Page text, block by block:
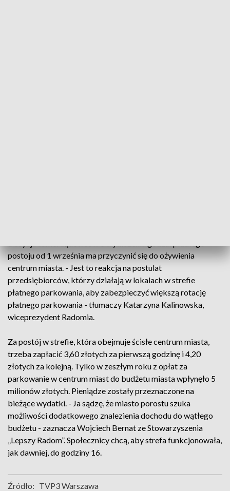
postoju od 1 września ma przyczynić się do ożywienia
centrum miasta. - Jest to reakcja na postulat
przedsiębiorców, którzy działają w lokalach w strefie
płatnego parkowania, aby zabezpieczyć większą rotację
płatnego parkowania - tłumaczy Katarzyna Kalinowska,
wiceprezydent Radomia.
Za postój w strefie, która obejmuje ścisłe centrum miasta,
trzeba zapłacić 3,60 złotych za pierwszą godzinę i 4,20
złotych za kolejną. Tylko w zeszłym roku z opłat za
parkowanie w centrum miast do budżetu miasta wpłynęło 5
milionów złotych. Pieniądze zostały przeznaczone na
bieżące wydatki. - Ja sądzę, że miasto porostu szuka
możliwości dodatkowego znalezienia dochodu do wątłego
budżetu - zaznacza Wojciech Bernat ze Stowarzyszenia
„Lepszy Radom”. Społecznicy chcą, aby strefa funkcjonowała,
jak dawniej, do godziny 16.
Źródło: TVP3 Warszawa